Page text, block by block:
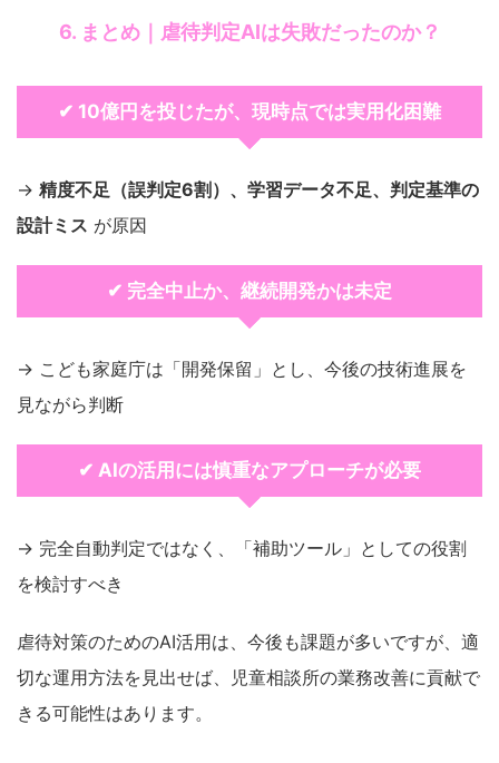
6. まとめ｜虐待判定AIは失敗だったのか？
✔ 10億円を投じたが、現時点では実用化困難
→ 精度不足（誤判定6割）、学習データ不足、判定基準の
設計ミス が原因
✔ 完全中止か、継続開発かは未定
→ こども家庭庁は「開発保留」とし、今後の技術進展を
見ながら判断
✔ AIの活用には慎重なアプローチが必要
→ 完全自動判定ではなく、「補助ツール」としての役割
を検討すべき
虐待対策のためのAI活用は、今後も課題が多いですが、適
切な運用方法を見出せば、児童相談所の業務改善に貢献で
きる可能性はあります。